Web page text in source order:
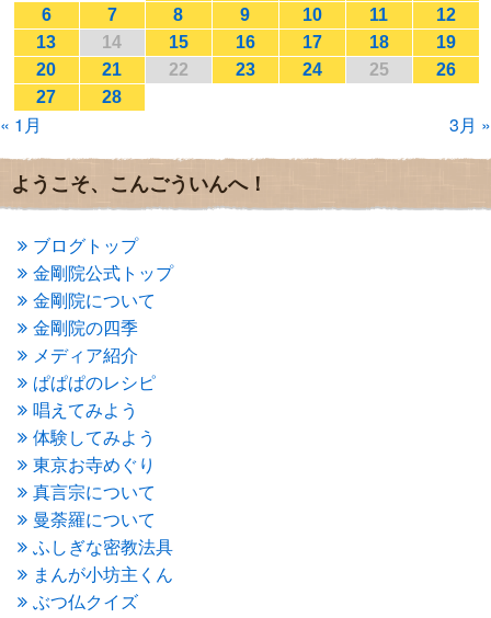
2017年3月(1)
2017年2月(1)
2017年1月(2)
2016年12月(4)
2016年11月(3)
2016年10月
2016年8月
2016年7月
(3)
2016年5月(3)
2016年4月
(4)
2016年3月 (4)
2016年2月 (5)
2016年1月(3)
2015年12月(6)
2015年11月 (4)
2015年10月
(4)
2015年9月(3)
2015年8月(4)
2015年7月(4)
2015年6月(3)
2015年5月(1)
2015年4月(1)
2015年3月 (3)
2015年2月(3)
2015年1月(1)
6
7 8 9 10 11
12
13
14 15 16 17 18
19
20
21 22 23 24 25
26
27
28
« 1月 3月 »
ようこそ、こんごういんへ！
ブログトップ
金剛院公式トップ
金剛院について
金剛院の四季
メディア紹介
ぱぱぱのレシピ
唱えてみよう
体験してみよう
東京お寺めぐり
真言宗について
曼荼羅について
ふしぎな密教法具
まんが小坊主くん
ぶつ仏クイズ